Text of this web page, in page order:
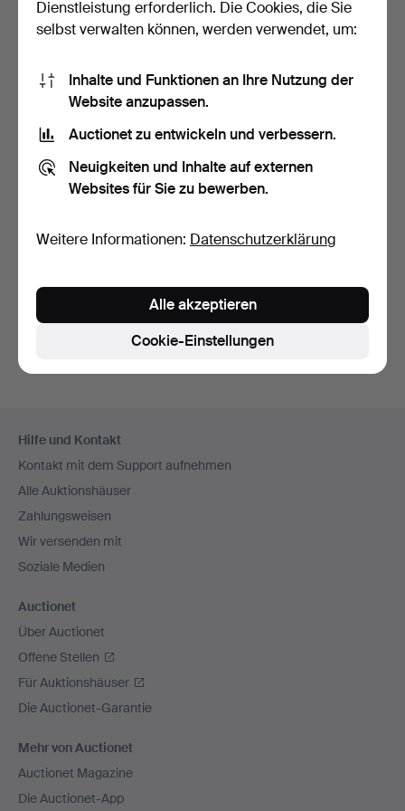
LEGO TECHNIC 8448
SUPER STREET
SENSATION M…
4 Tage
Schätzwert
Beendete Auktionen aus unserem
Archivsuchen.
Navigation
Hilfe und Kontakt
Kontakt mit dem Support aufnehmen
Alle Auktionshäuser
Zahlungsweisen
Wir versenden mit
Soziale Medien
Auctionet
Über Auctionet
Offene Stellen
Für Auktionshäuser
Die Auctionet-Garantie
Mehr von Auctionet
Auctionet Magazine
Die Auctionet-App
Dienstleistung erforderlich. Die Cookies, die Sie
selbst verwalten können, werden verwendet, um:
Inhalte und Funktionen an Ihre Nutzung der
Website anzupassen.
Auctionet zu entwickeln und verbessern.
Neuigkeiten und Inhalte auf externen
Websites für Sie zu bewerben.
Weitere Informationen: Datenschutzerklärung
Cookie-Einstellungen
Alle akzeptieren